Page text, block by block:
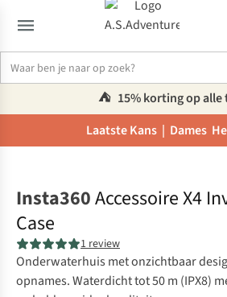
⛺️ 15% korting op alle
Laatste Kans | Dames
Insta360Accessoire X4
Case
1 review
Onderwaterhuis met onzichtbaar
opnames. Waterdicht tot 50 m (IPX8)